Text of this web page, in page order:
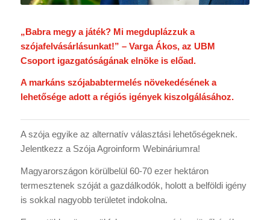
„Babra megy a játék? Mi megduplázzuk a
szójafelvásárlásunkat!” – Varga Ákos, az UBM
Csoport igazgatóságának elnöke is előad.
A markáns szójababtermelés növekedésének a
lehetősége adott a régiós igények kiszolgálásához.
A szója egyike az alternatív választási lehetőségeknek.
Jelentkezz a Szója Agroinform Webináriumra!
Magyarországon körülbelül 60-70 ezer hektáron
termesztenek szóját a gazdálkodók, holott a belföldi igény
is sokkal nagyobb területet indokolna.